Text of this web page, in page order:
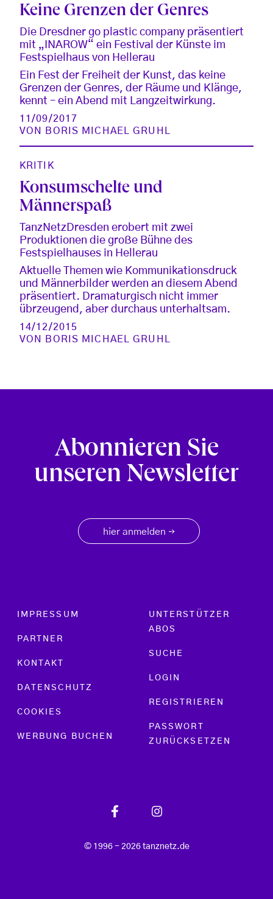
Keine Grenzen der Genres
Die Dresdner go plastic company präsentiert
mit „INAROW“ ein Festival der Künste im
Festspielhaus von Hellerau
Ein Fest der Freiheit der Kunst, das keine
Grenzen der Genres, der Räume und Klänge,
kennt – ein Abend mit Langzeitwirkung.
11/09/2017
VON
BORIS MICHAEL GRUHL
KRITIK
Konsumschelte und
Männerspaß
TanzNetzDresden erobert mit zwei
Produktionen die große Bühne des
Festspielhauses in Hellerau
Aktuelle Themen wie Kommunikationsdruck
und Männerbilder werden an diesem Abend
präsentiert. Dramaturgisch nicht immer
übrzeugend, aber durchaus unterhaltsam.
14/12/2015
VON
BORIS MICHAEL GRUHL
Abonnieren Sie
unseren Newsletter
hier anmelden →
Footer menu
IMPRESSUM
PARTNER
KONTAKT
DATENSCHUTZ
COOKIES
WERBUNG BUCHEN
UNTERSTÜTZER
ABOS
SUCHE
LOGIN
REGISTRIEREN
PASSWORT
ZURÜCKSETZEN
© 1996 - 2026 tanznetz.de